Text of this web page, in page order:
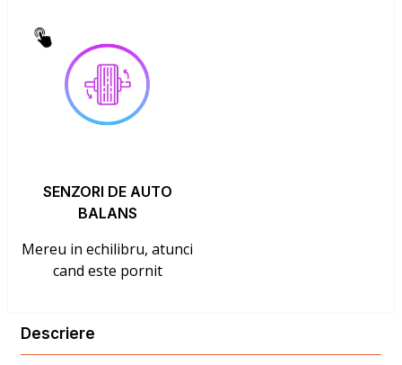
SENZORI DE AUTO
BALANS
Mereu in echilibru, atunci
cand este pornit
Descriere